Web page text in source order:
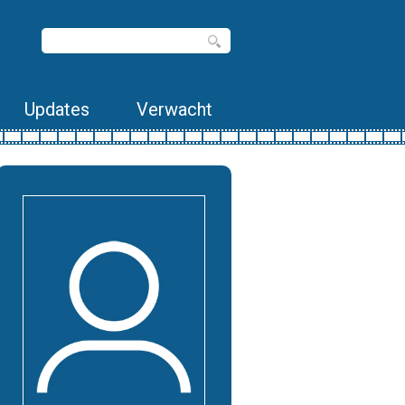
Updates Verwacht